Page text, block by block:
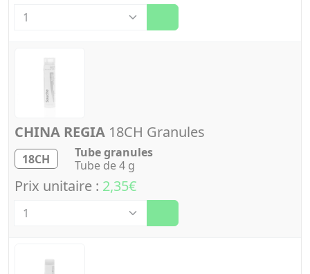
CHINA REGIA 18CH Granules
18CH
Tube granules
Tube de 4 g
Prix unitaire : 2,35€